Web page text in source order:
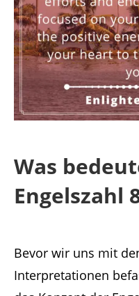
Was
Engelszahl
Bevor wir uns mit
Interpretationen